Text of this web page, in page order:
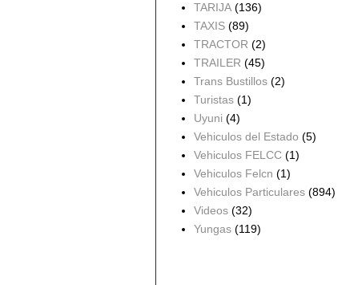
TARIJA (136)
TAXIS (89)
TRACTOR (2)
TRAILER (45)
Trans Bustillos (2)
Turistas (1)
Uyuni (4)
Vehiculos del Estado (5)
Vehiculos FELCC (1)
Vehiculos Felcn (1)
Vehiculos Particulares (894)
Videos (32)
Yungas (119)